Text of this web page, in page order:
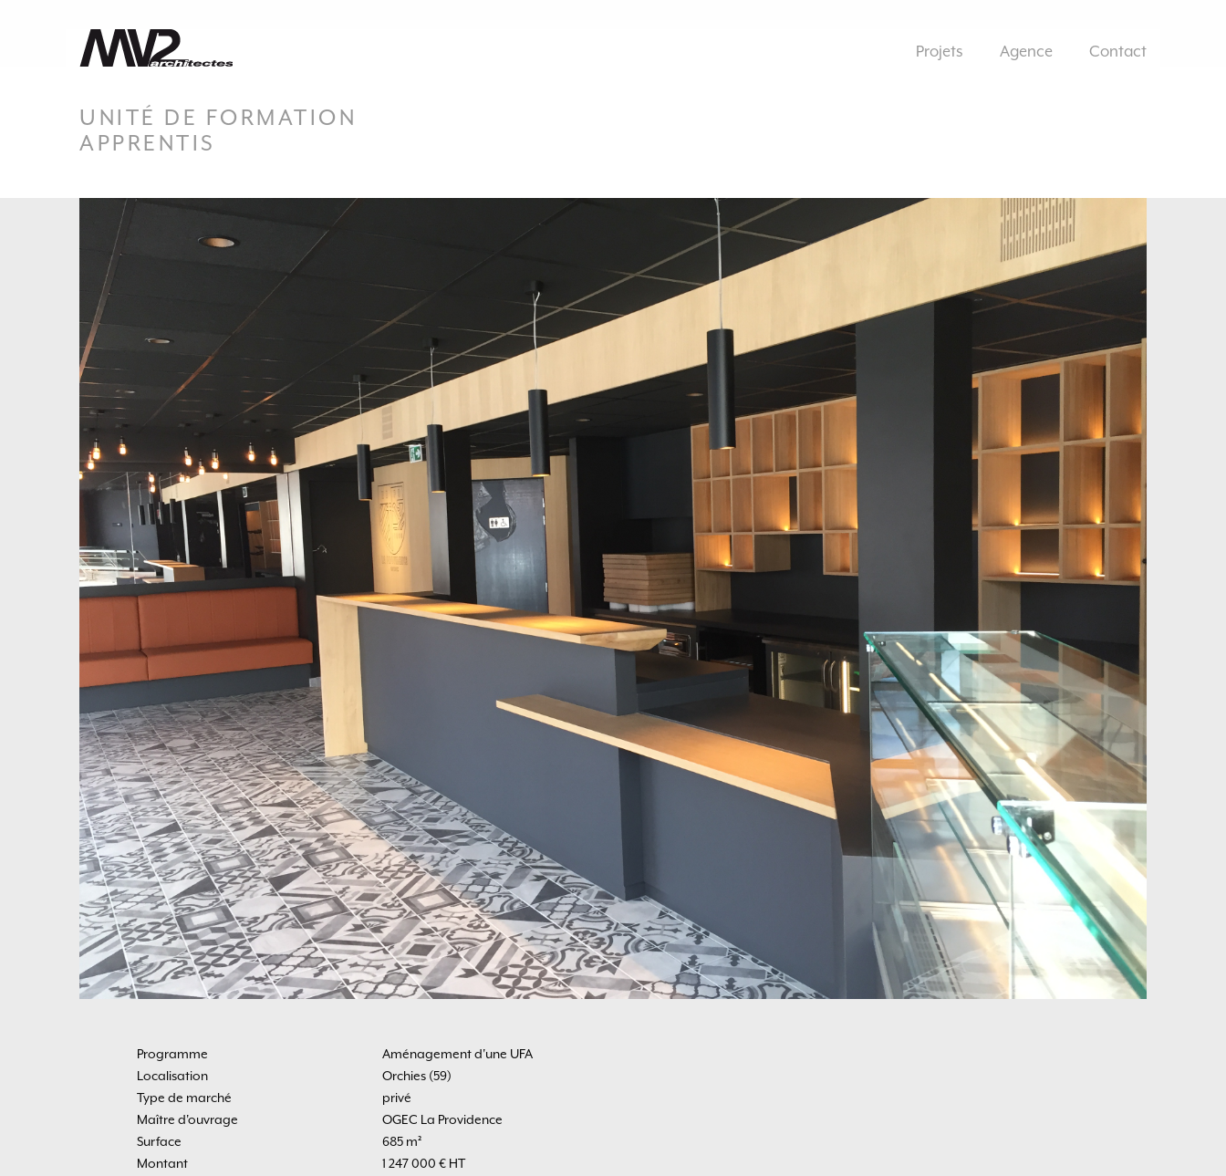
Projets Agence Contact
UNITÉ DE FORMATION
APPRENTIS
Programme
Aménagement d'une UFA
Localisation
Orchies (59)
Type de marché
privé
Maître d'ouvrage
OGEC La Providence
Surface
685 m²
Montant
1 247 000 € HT